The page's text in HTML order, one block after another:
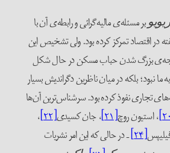
بر مسئله‌ی مالیه‌گرائی و رابطه‌ی آن با
در اقتصاد تمرکز کرده بود. ولی تشخیص این
بزرگ شدن حباب مسکن در حال شکل
بلکه در میان ناظرین دگراندیش بسیار
تجاری نفوذ کرده بود. سرشناس‌ترین آن‌ها
، استیون روچ[۲۱] ، جان کسیدی[۲۲]
،
[۲۴]
ـ در حالی که این امر نشریات